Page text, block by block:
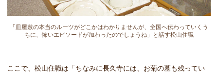
「皿屋敷の本当のルーツがどこかはわかりませんが、全国へ伝わっていくう
ちに、怖いエピソードが加わったのでしょうね」と話す松山住職
ここで、松山住職は「ちなみに長久寺には、お菊の墓も残ってい